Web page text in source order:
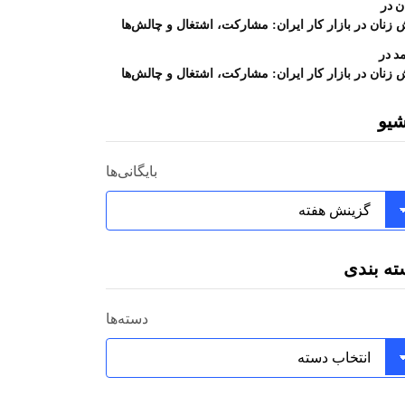
در
زنان در بازار کار ایران: مشارکت، اشتغال و چالش‌ها
در
زنان در بازار کار ایران: مشارکت، اشتغال و چالش‌ها
بایگانی‌ها
بندی
دسته‌ها